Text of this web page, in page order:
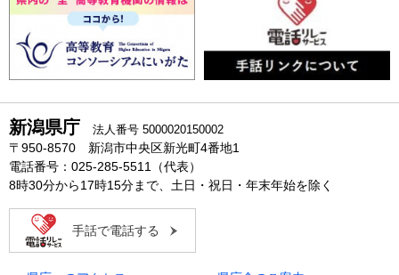
新潟県庁 法人番号 5000020150002
〒950-8570 新潟市中央区新光町4番地1
電話番号：025-285-5511（代表）
8時30分から17時15分まで、土日・祝日・年末年始を除く
手話で電話する